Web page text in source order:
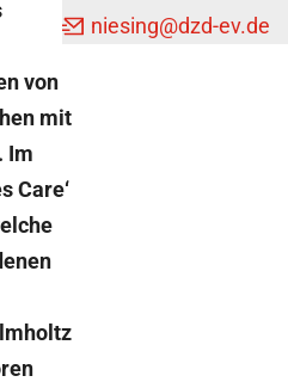
von
mit
Im
Care‘
Teilen
Mail
niesing@dzd-ev.de